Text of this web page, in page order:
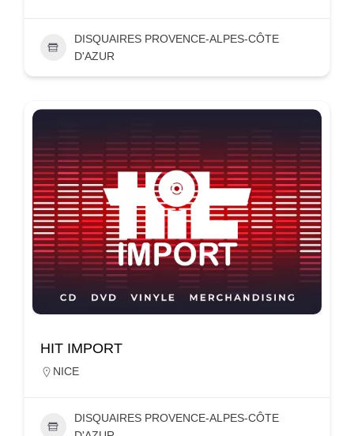
DISQUAIRES PROVENCE-ALPES-CÔTE
D'AZUR
HIT IMPORT
NICE
DISQUAIRES PROVENCE-ALPES-CÔTE